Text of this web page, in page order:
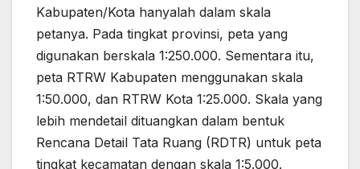
Kabupaten/Kota hanyalah dalam skala
petanya. Pada tingkat provinsi, peta yang
digunakan berskala 1:250.000. Sementara itu,
peta RTRW Kabupaten menggunakan skala
1:50.000, dan RTRW Kota 1:25.000. Skala yang
lebih mendetail dituangkan dalam bentuk
Rencana Detail Tata Ruang (RDTR) untuk peta
tingkat kecamatan dengan skala 1:5.000.